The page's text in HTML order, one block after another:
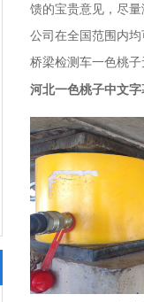
馈的宝贵意见，
公司在全国范围内均
桥梁检测车一色桃子无
河北一色桃子中文字